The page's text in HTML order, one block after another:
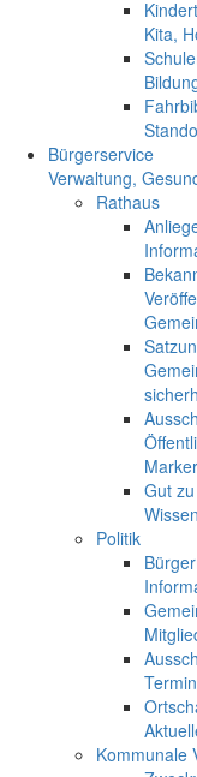
Kita,
Bürgerservice
Verwaltung,
Rathaus
Gut
Politik
Kommunale